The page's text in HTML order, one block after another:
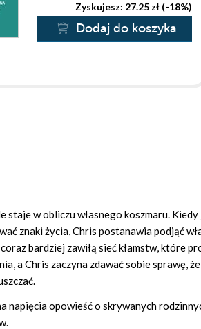
Zyskujesz: 27.25 zł (-18%)
Dodaj do koszyka
w obliczu własnego koszmaru. Kiedy
znaki życia, Chris postanawia podjąć
bardziej zawiłą sieć kłamstw, które
a Chris zaczyna zdawać sobie sprawę,
napięcia opowieść o skrywanych